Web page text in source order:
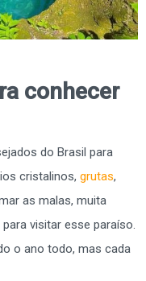
conhecer
do Brasil para
cristalinos, grutas,
as malas, muita
visitar esse paraíso.
o ano todo, mas cada